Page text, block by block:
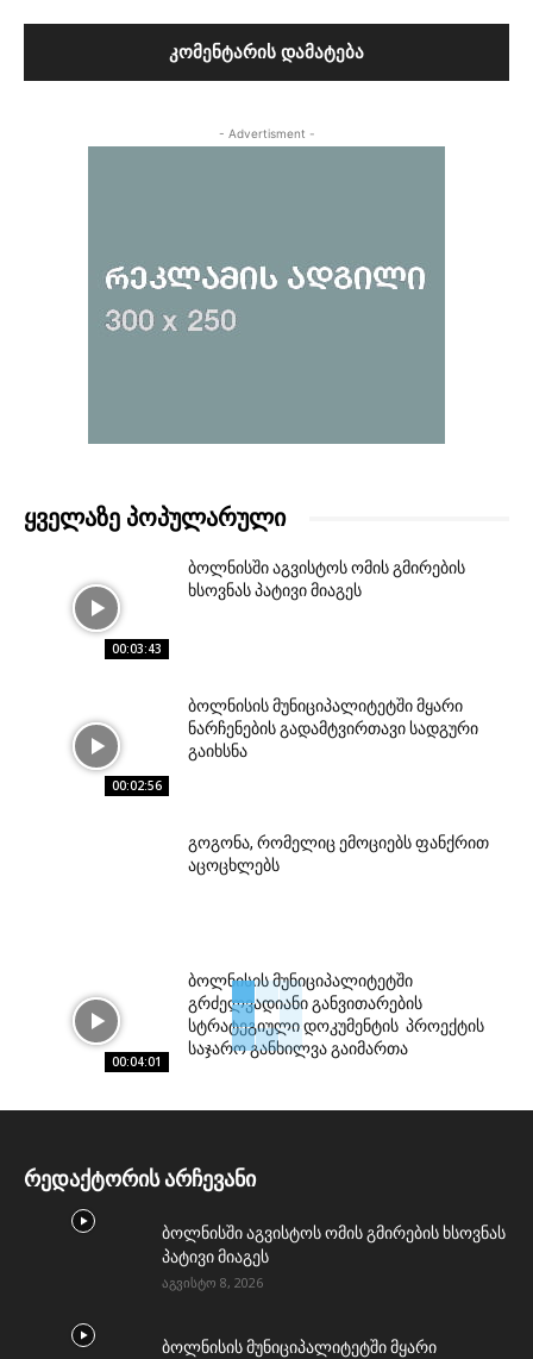
- Advertisment -
ᲧᲕᲔᲚᲐᲖᲔ ᲞᲝᲞᲣᲚᲐᲠᲣᲚᲘ
00:03:43
ბოლნისში აგვისტოს ომის გმირების
ხსოვნას პატივი მიაგეს
00:02:56
ბოლნისის მუნიციპალიტეტში მყარი
ნარჩენების გადამტვირთავი სადგური
გაიხსნა
გოგონა, რომელიც ემოციებს ფანქრით
აცოცხლებს
00:04:01
ბოლნისის მუნიციპალიტეტში
გრძელვადიანი განვითარების
სტრატეგიული დოკუმენტის პროექტის
საჯარო განხილვა გაიმართა
რედაქტორის არჩევანი
ბოლნისში აგვისტოს ომის გმირების ხსოვნას
პატივი მიაგეს
აგვისტო 8, 2026
ბოლნისის მუნიციპალიტეტში მყარი